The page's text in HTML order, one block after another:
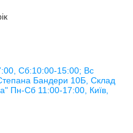
Сб:10:00-15:00; Вс
Бандери 10Б, Склад
Пн-Cб 11:00-17:00, Київ,